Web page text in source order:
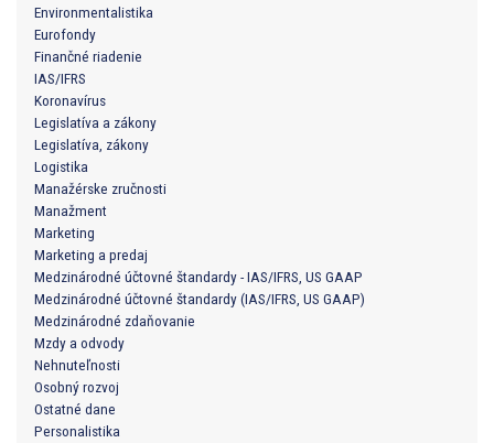
Environmentalistika
Eurofondy
Finančné riadenie
IAS/IFRS
Koronavírus
Legislatíva a zákony
Legislatíva, zákony
Logistika
Manažérske zručnosti
Manažment
Marketing
Marketing a predaj
Medzinárodné účtovné štandardy - IAS/IFRS, US GAAP
Medzinárodné účtovné štandardy (IAS/IFRS, US GAAP)
Medzinárodné zdaňovanie
Mzdy a odvody
Nehnuteľnosti
Osobný rozvoj
Ostatné dane
Personalistika